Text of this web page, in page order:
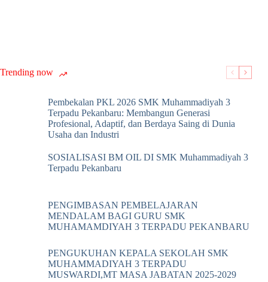
Trending now
Pembekalan PKL 2026 SMK Muhammadiyah 3
Terpadu Pekanbaru: Membangun Generasi
Profesional, Adaptif, dan Berdaya Saing di Dunia
Usaha dan Industri
SOSIALISASI BM OIL DI SMK Muhammadiyah 3
Terpadu Pekanbaru
PENGIMBASAN PEMBELAJARAN
MENDALAM BAGI GURU SMK
MUHAMAMDIYAH 3 TERPADU PEKANBARU
PENGUKUHAN KEPALA SEKOLAH SMK
MUHAMMADIYAH 3 TERPADU
MUSWARDI,MT MASA JABATAN 2025-2029